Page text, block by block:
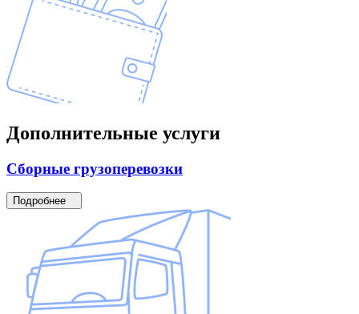
Дополнительные услуги
Сборные грузоперевозки
Подробнее